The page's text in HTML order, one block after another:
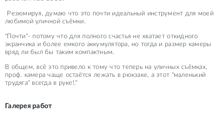
Резюмируя, думаю что это почти идеальный инструмент для моей
любимой уличной съёмки.
"Почти"- потому что для полного счастья не хватает откидного
экранчика и более емкого аккумулятора, но тогда и размер камеры
вряд ли был бы таким компактным.
В общем, всё это привело к тому что теперь на уличных съёмках,
проф. камера чаще остаётся лежать в рюкзаке, а этот "маленький
трудяга" всегда в руке!."
Галерея работ